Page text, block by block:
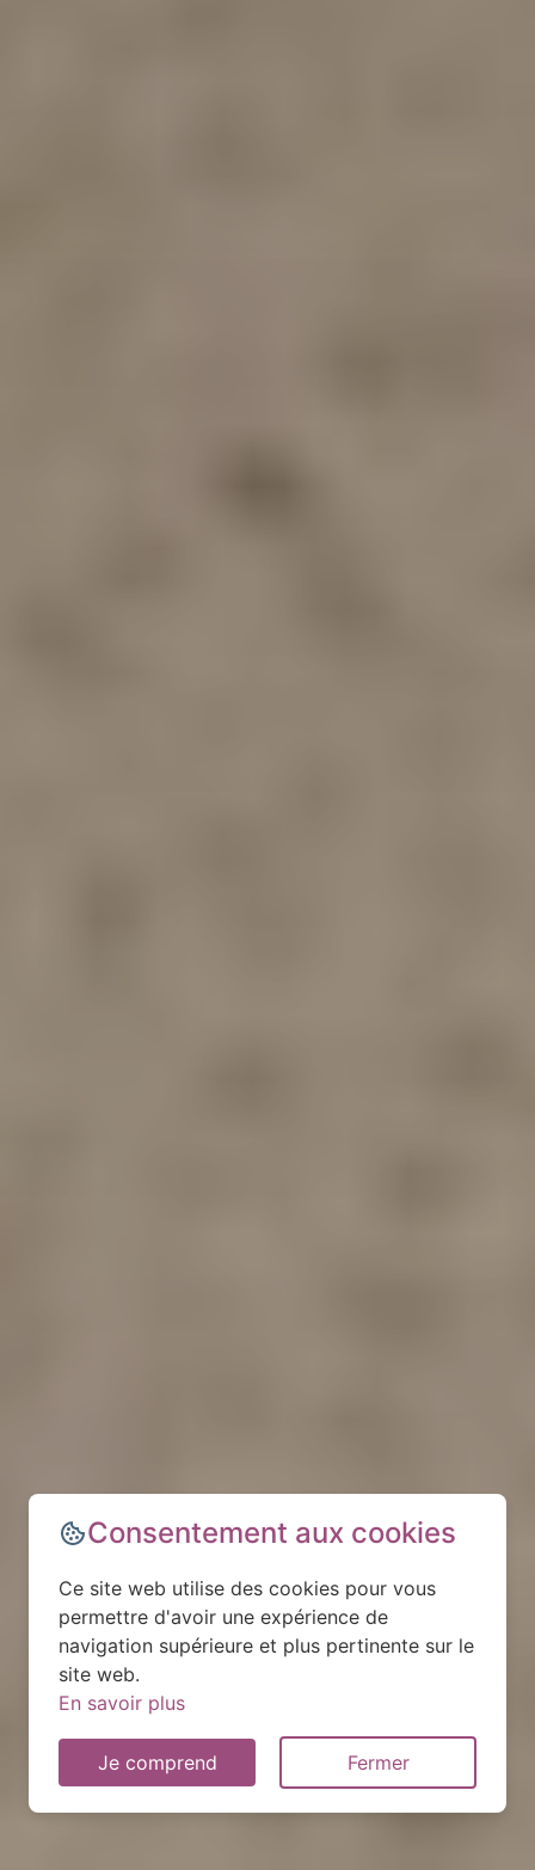
Consentement aux cookies
Ce site web utilise des cookies pour vous
permettre d'avoir une expérience de
navigation supérieure et plus pertinente sur le
site web.
En savoir plus
Je comprend Fermer